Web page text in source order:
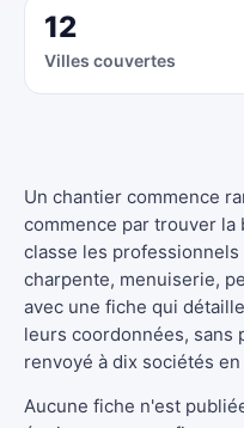
12
Villes couvertes
Un chantier commence
commence par trouver la
classe les
charpente, menuiserie,
avec une fiche qui
leurs coordonnées, sans
renvoyé à dix sociétés
Aucune fiche n'est